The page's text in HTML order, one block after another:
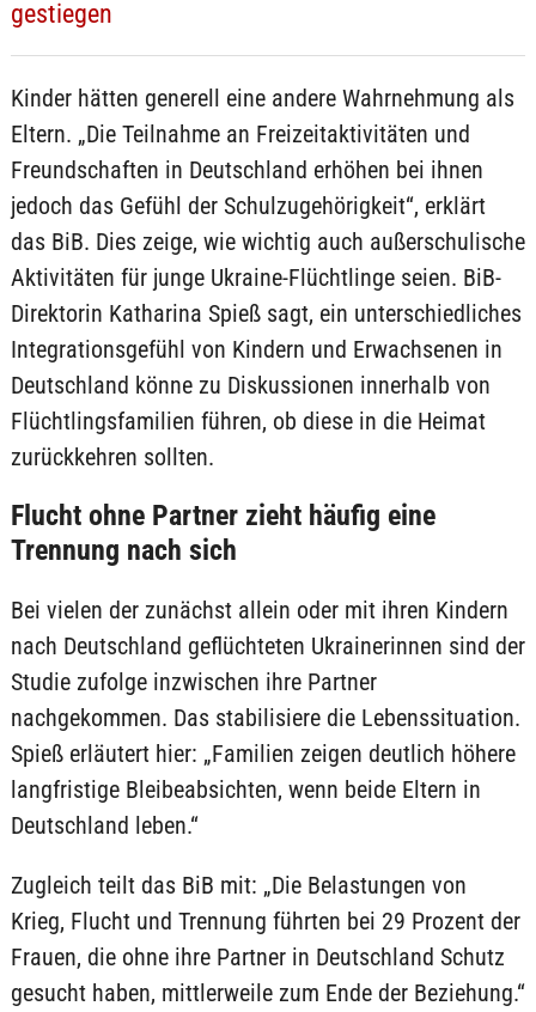
gestiegen
Kinder hätten generell eine andere Wahrnehmung als
Eltern. „Die Teilnahme an Freizeitaktivitäten und
Freundschaften in Deutschland erhöhen bei ihnen
jedoch das Gefühl der Schulzugehörigkeit“, erklärt
das BiB. Dies zeige, wie wichtig auch außerschulische
Aktivitäten für junge Ukraine-Flüchtlinge seien. BiB-
Direktorin Katharina Spieß sagt, ein unterschiedliches
Integrationsgefühl von Kindern und Erwachsenen in
Deutschland könne zu Diskussionen innerhalb von
Flüchtlingsfamilien führen, ob diese in die Heimat
zurückkehren sollten.
Flucht ohne Partner zieht häufig eine
Trennung nach sich
Bei vielen der zunächst allein oder mit ihren Kindern
nach Deutschland geflüchteten Ukrainerinnen sind der
Studie zufolge inzwischen ihre Partner
nachgekommen. Das stabilisiere die Lebenssituation.
Spieß erläutert hier: „Familien zeigen deutlich höhere
langfristige Bleibeabsichten, wenn beide Eltern in
Deutschland leben.“
Zugleich teilt das BiB mit: „Die Belastungen von
Krieg, Flucht und Trennung führten bei 29 Prozent der
Frauen, die ohne ihre Partner in Deutschland Schutz
gesucht haben, mittlerweile zum Ende der Beziehung.“